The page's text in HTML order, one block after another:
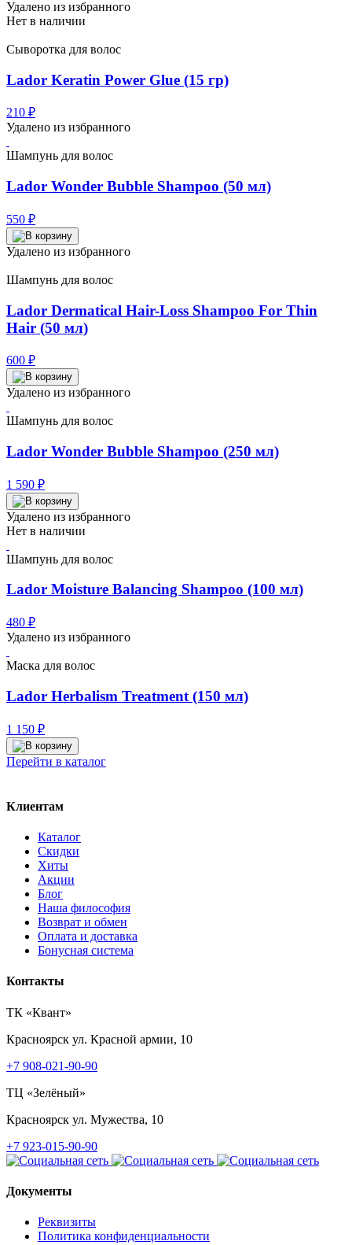
Удалено из избранного
Нет в наличии
Сыворотка для волос
Lador Keratin Power Glue (15 гр)
210 ₽
Удалено из избранного
Шампунь для волос
Lador Wonder Bubble Shampoo (50 мл)
550 ₽
Удалено из избранного
Шампунь для волос
Lador Dermatical Hair-Loss Shampoo For Thin
Hair (50 мл)
600 ₽
Удалено из избранного
Шампунь для волос
Lador Wonder Bubble Shampoo (250 мл)
1 590 ₽
Удалено из избранного
Нет в наличии
Шампунь для волос
Lador Moisture Balancing Shampoo (100 мл)
480 ₽
Удалено из избранного
Маска для волос
Lador Herbalism Treatment (150 мл)
1 150 ₽
Перейти в каталог
Клиентам
Каталог
Скидки
Хиты
Акции
Блог
Наша философия
Возврат и обмен
Оплата и доставка
Бонусная система
Контакты
ТК «Квант»
Красноярск ул. Красной армии, 10
+7 908-021-90-90
ТЦ «Зелёный»
Красноярск ул. Мужества, 10
+7 923-015-90-90
Документы
Реквизиты
Политика конфиденциальности